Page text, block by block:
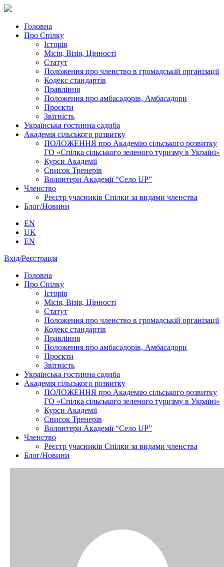
Головна
Про Спілку
Історія
Місія, Візія, Цінності
Статут
Положення про членство в громадській організації
Кодекс стандартів
Правління
Положення про амбасадорів, Амбасадори
Проєкти
Звітність
Українська гостинна садиба
Академія сільського розвитку
ПОЛОЖЕННЯ про Академію cільського розвитку
ГО «Спілка сільського зеленого туризму в Україні»
Курси Академії
Список Тренерів
Волонтери Академії “Село UP”
Членство
Реєстр учасників Спілки за видами членства
Блог/Новини
EN
UK
EN
Вхід/Реєстрація
Головна
Про Спілку
Історія
Місія, Візія, Цінності
Статут
Положення про членство в громадській організації
Кодекс стандартів
Правління
Положення про амбасадорів, Амбасадори
Проєкти
Звітність
Українська гостинна садиба
Академія сільського розвитку
ПОЛОЖЕННЯ про Академію cільського розвитку
ГО «Спілка сільського зеленого туризму в Україні»
Курси Академії
Список Тренерів
Волонтери Академії “Село UP”
Членство
Реєстр учасників Спілки за видами членства
Блог/Новини